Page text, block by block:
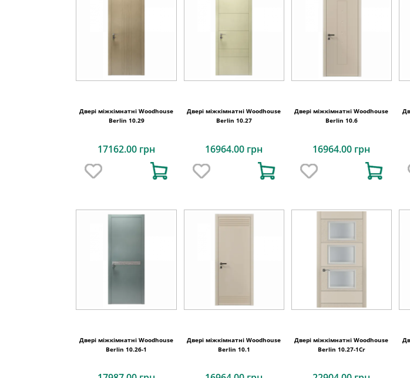
Двері міжкімнатні Woodhouse
Berlin 10.29
17162.00 грн
Двері міжкімнатні Woodhouse
Berlin 10.27
16964.00 грн
Двері міжкімнатні Woodhouse
Berlin 10.6
16964.00 грн
Двері міжкімнатні Woodhouse
Berlin 10.26-1
Двері міжкімнатні Woodhouse
Berlin 10.1
Двері міжкімнатні Woodhouse
Berlin 10.27-1Cr